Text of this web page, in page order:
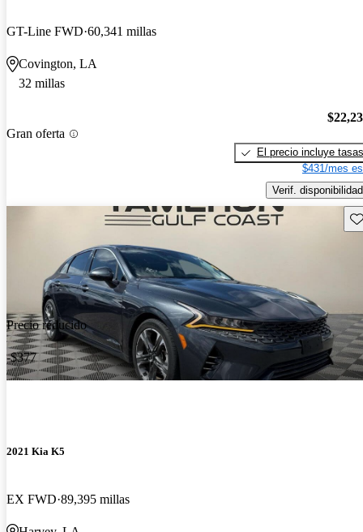
GT-Line FWD 60,341 millas
Covington, LA
32 millas
Gran oferta
El precio incluye tasas
$431/mes
Verif. disponibilidad
Precio reducido
-$377
2021 Kia K5
EX FWD 89,395 millas